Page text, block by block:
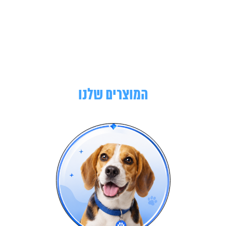
המוצרים שלנו